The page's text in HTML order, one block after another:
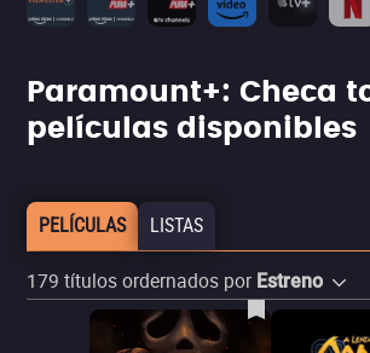
Paramount+: Checa
películas disponibles
PELÍCULAS LISTAS
179 títulos ordernados por Estreno